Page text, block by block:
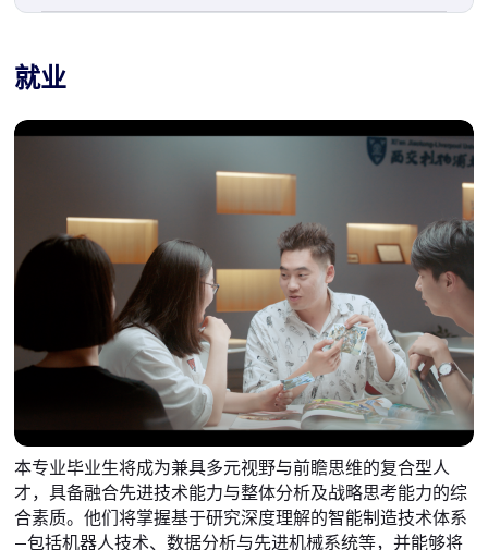
就业
本专业毕业生将成为兼具多元视野与前瞻思维的复合型人
才，具备融合先进技术能力与整体分析及战略思考能力的综
合素质。他们将掌握基于研究深度理解的智能制造技术体系
—包括机器人技术、数据分析与先进机械系统等，并能够将